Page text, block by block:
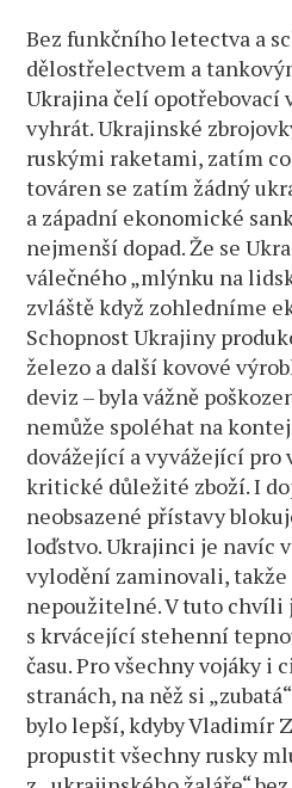
Bez funkčního letectva a
dělostřelectvem a
Ukrajina čelí opotřebovací
vyhrát. Ukrajinské
ruskými raketami, zatím
továren se zatím žádný
a západní ekonomické
nejmenší dopad. Že se
válečného „mlýnku na
zvláště když zohledníme
Schopnost Ukrajiny
železo a další kovové
deviz – byla vážně
nemůže spoléhat na
dovážející a vyvážející pro
kritické důležité zboží. I
neobsazené přístavy
loďstvo. Ukrajinci je navíc
vylodění zaminovali, takže
nepoužitelné. V tuto chvíli
s krvácející stehenní
času. Pro všechny vojáky i
stranách, na něž si
bylo lepší, kdyby Vladimír
propustit všechny rusky